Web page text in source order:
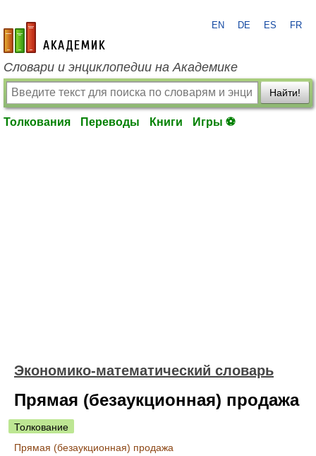
academic.ru
EN DE ES FR
Словари и энциклопедии на Академике
Найти!
Толкования Переводы Книги Игры ⚽
Экономико-математический словарь
Прямая (безаукционная) продажа
Толкование
Прямая (безаукционная) продажа